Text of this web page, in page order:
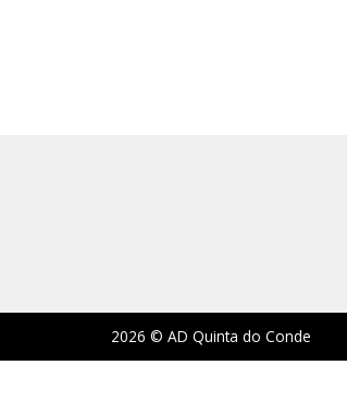
2026 © AD Quinta do Conde